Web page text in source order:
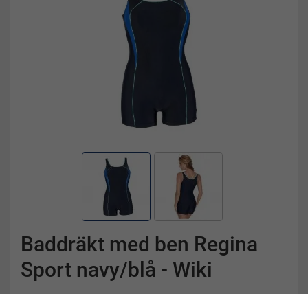
Baddräkt med ben Regina
Sport navy/blå - Wiki